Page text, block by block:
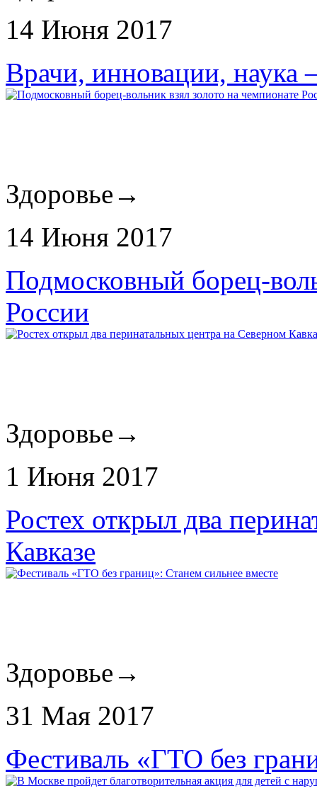
14 Июня 2017
Врачи, инновации, наука
Здоровье →
14 Июня 2017
Подмосковный борец-
России
Здоровье →
1 Июня 2017
Ростех открыл два
Кавказе
Здоровье →
31 Мая 2017
Фестиваль «ГТО без